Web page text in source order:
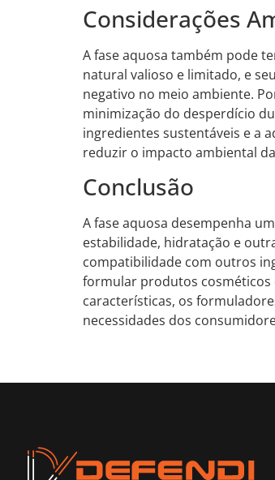
Considerações
A fase aquosa também pode
natural valioso e limitado, e
negativo no meio ambiente.
minimização do desperdício
ingredientes sustentáveis e a
reduzir o impacto ambiental
Conclusão
A fase aquosa desempenha
estabilidade, hidratação e
compatibilidade com outros
formular produtos cosméticos
características, os
necessidades dos